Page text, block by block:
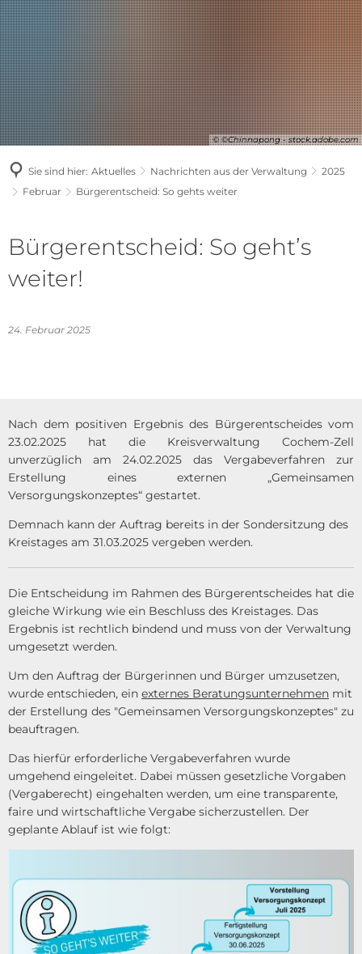
© ©Chinnapong - stock.adobe.com
Sie sind hier: Aktuelles Nachrichten aus der Verwaltung
2025
Februar
Bürgerentscheid: So gehts weiter
Bürgerentscheid: So geht’s
weiter!
24. Februar 2025
Nach dem positiven Ergebnis des Bürgerentscheides vom
23.02.2025 hat die Kreisverwaltung Cochem-Zell
unverzüglich am 24.02.2025 das Vergabeverfahren zur
Erstellung eines externen „Gemeinsamen
Versorgungskonzeptes“ gestartet.
Demnach kann der Auftrag bereits in der Sondersitzung des
Kreistages am 31.03.2025 vergeben werden.
Die Entscheidung im Rahmen des Bürgerentscheides hat die
gleiche Wirkung wie ein Beschluss des Kreistages. Das
Ergebnis ist rechtlich bindend und muss von der Verwaltung
umgesetzt werden.
Um den Auftrag der Bürgerinnen und Bürger umzusetzen,
wurde entschieden, ein externes Beratungsunternehmen mit
der Erstellung des "Gemeinsamen Versorgungskonzeptes" zu
beauftragen.
Das hierfür erforderliche Vergabeverfahren wurde
umgehend eingeleitet. Dabei müssen gesetzliche Vorgaben
(Vergaberecht) eingehalten werden, um eine transparente,
faire und wirtschaftliche Vergabe sicherzustellen. Der
geplante Ablauf ist wie folgt: